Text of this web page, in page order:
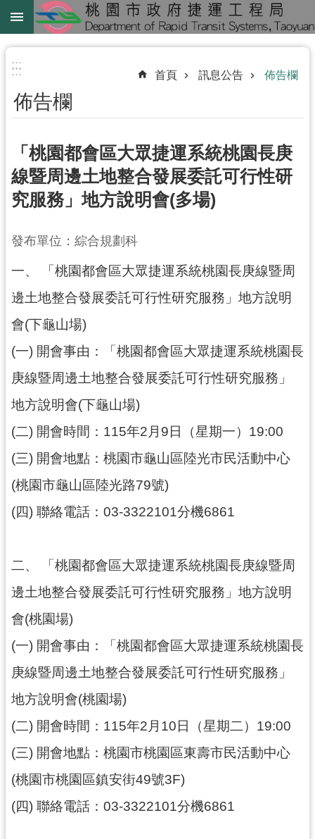
跳到主要內容區塊
綠
綠
延
中
鐵
路
地
化
進
階
尋
認
我
們
訊
公
業
資
訊
工
進
度
廉
平
臺
政
:::
::: 首頁 訊息公告 佈告欄
佈告欄
「桃園都會區大眾捷運系統桃園長庚
線暨周邊土地整合發展委託可行性研
究服務」地方說明會(多場)
發布單位：綜合規劃科
一、 「桃園都會區大眾捷運系統桃園長庚線暨周
邊土地整合發展委託可行性研究服務」地方說明
會(下龜山場)
(一) 開會事由：「桃園都會區大眾捷運系統桃園長
庚線暨周邊土地整合發展委託可行性研究服務」
地方說明會(下龜山場)
(二) 開會時間：115年2月9日（星期一）19:00
(三) 開會地點：桃園市龜山區陸光市民活動中心
(桃園市龜山區陸光路79號)
(四) 聯絡電話：03-3322101分機6861
二、
「桃園都會區大眾捷運系統桃園長庚線暨周
邊土地整合發展委託可行性研究服務」地方說明
會(桃園場)
(一) 開會事由：「桃園都會區大眾捷運系統桃園長
庚線暨周邊土地整合發展委託可行性研究服務」
地方說明會(桃園場)
(二) 開會時間：115年2月10日（星期二）19:00
(三) 開會地點：桃園市桃園區東壽市民活動中心
(桃園市桃園區鎮安街49號3F)
(四) 聯絡電話：03-3322101分機6861